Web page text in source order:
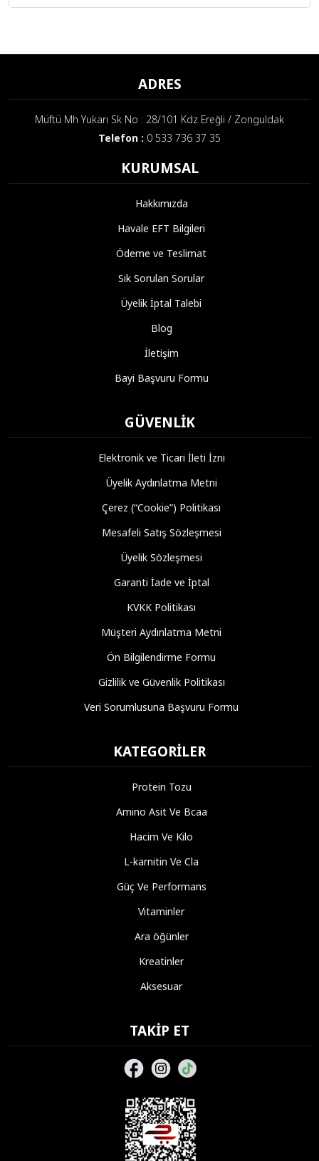
ADRES
Müftü Mh Yukarı Sk No : 28/101 Kdz Ereğli / Zonguldak
Telefon : 0 533 736 37 35
KURUMSAL
Hakkımızda
Havale EFT Bilgileri
Ödeme ve Teslimat
Sık Sorulan Sorular
Üyelik İptal Talebi
Blog
İletişim
Bayi Başvuru Formu
GÜVENLIK
Elektronik ve Ticari İleti İzni
Üyelik Aydınlatma Metni
Çerez (“Cookie”) Politikası
Mesafeli Satış Sözleşmesi
Üyelik Sözleşmesi
Garanti İade ve İptal
KVKK Politikası
Müşteri Aydınlatma Metni
Ön Bilgilendirme Formu
Gizlilik ve Güvenlik Politikası
Veri Sorumlusuna Başvuru Formu
KATEGORILER
Protein Tozu
Amino Asit Ve Bcaa
Hacim Ve Kilo
L-karnitin Ve Cla
Güç Ve Performans
Vitaminler
Ara öğünler
Kreatinler
Aksesuar
TAKIP ET